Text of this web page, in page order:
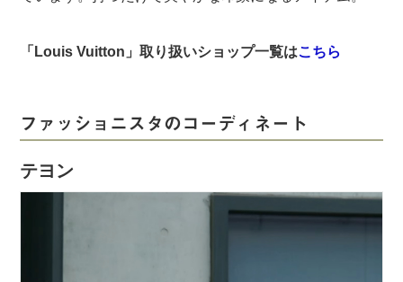
「Louis Vuitton」取り扱いショップ一覧はこちら
ファッショニスタのコーディネート
テヨン